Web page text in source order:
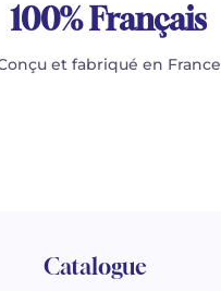
100% Français
et fabriqué en France
Catalogue